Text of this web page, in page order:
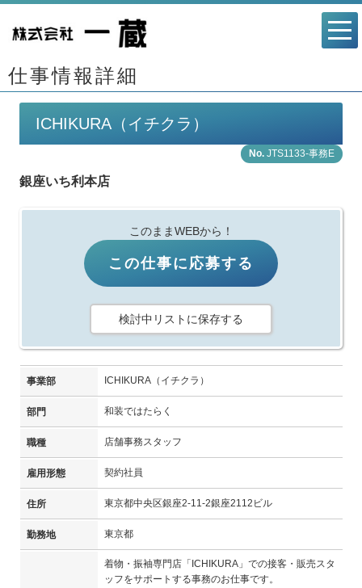
仕事情報詳細
ICHIKURA（イチクラ）
JTS1133-事務E
銀座いち利本店
このままWEBから！
この仕事に応募する
検討中リストに保存する
事業部 ICHIKURA（イチクラ）
部門 和装ではたらく
職種 店舗事務スタッフ
雇用形態 契約社員
住所 東京都中央区銀座2-11-2銀座2112ビル
勤務地 東京都
着物・振袖専門店「ICHIKURA」での接客・販売スタ
ッフをサポートする事務のお仕事です。